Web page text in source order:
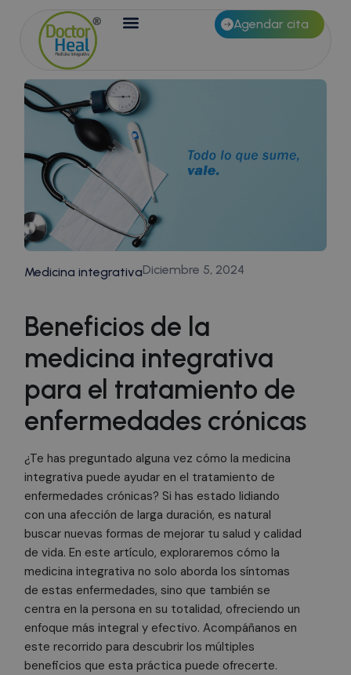
Agendar cita
Medicina integrativaDiciembre 5, 2024
Beneficios de la
medicina integrativa
para el tratamiento de
enfermedades crónicas
¿Te has preguntado alguna vez cómo la medicina
integrativa puede ayudar en el tratamiento de
enfermedades crónicas? Si has estado lidiando
con una afección de larga duración, es natural
buscar nuevas formas de mejorar tu salud y calidad
de vida. En este artículo, exploraremos cómo la
medicina integrativa no solo aborda los síntomas
de estas enfermedades, sino que también se
centra en la persona en su totalidad, ofreciendo un
enfoque más integral y efectivo. Acompáñanos en
este recorrido para descubrir los múltiples
beneficios que esta práctica puede ofrecerte.